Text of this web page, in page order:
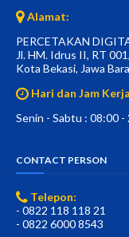
Alamat:
PERCETAKAN
Jl. HM. Idrus II, RT
Kota Bekasi, Jawa
Hari dan Jam
Senin - Sabtu : 08:00 -
CONTACT PERSON
Telepon:
- 0822 118 118 21
- 0822 6000 8543